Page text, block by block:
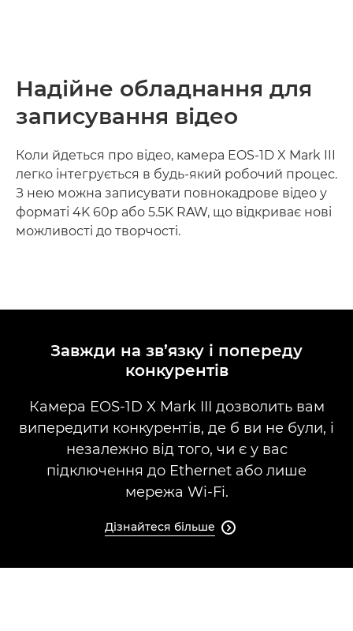
Надійне обладнання для
записування відео
Коли йдеться про відео, камера EOS-1D X Mark III
легко інтегрується в будь-який робочий процес.
З нею можна записувати повнокадрове відео у
форматі 4K 60p або 5.5K RAW, що відкриває нові
можливості до творчості.
Завжди на зв’язку і попереду
конкурентів
Камера EOS-1D X Mark III дозволить вам
випередити конкурентів, де б ви не були, і
незалежно від того, чи є у вас
підключення до Ethernet або лише
мережа Wi-Fi.
Дізнайтеся більше 